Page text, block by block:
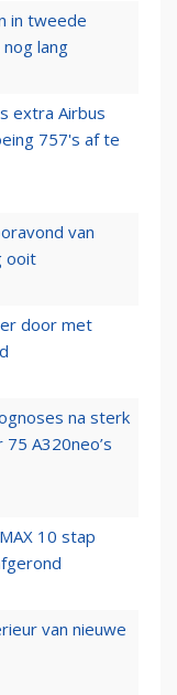
in tweede
lang
extra Airbus
757's af te
van
ooit
door met
na sterk
A320neo’s
10 stap
van nieuwe